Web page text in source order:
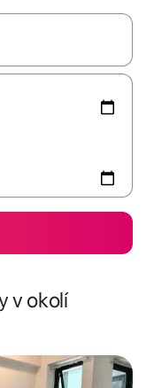
si ich prechádzať
v okolí